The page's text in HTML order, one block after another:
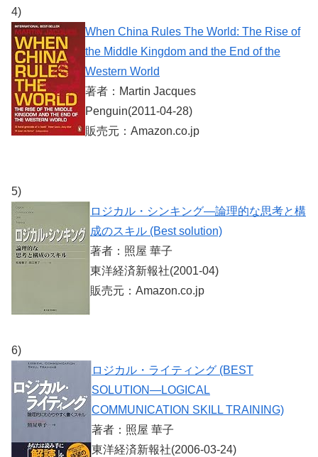
4)
When China Rules The World: The Rise of
the Middle Kingdom and the End of the
Western World
著者：Martin Jacques
Penguin(2011-04-28)
販売元：Amazon.co.jp
5)
ロジカル・シンキング―論理的な思考と構
成のスキル (Best solution)
著者：照屋 華子
東洋経済新報社(2001-04)
販売元：Amazon.co.jp
6)
ロジカル・ライティング (BEST
SOLUTION―LOGICAL
COMMUNICATION SKILL TRAINING)
著者：照屋 華子
東洋経済新報社(2006-03-24)